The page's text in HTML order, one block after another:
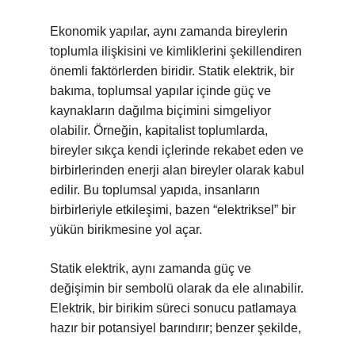
Ekonomik yapılar, aynı zamanda bireylerin
toplumla ilişkisini ve kimliklerini şekillendiren
önemli faktörlerden biridir. Statik elektrik, bir
bakıma, toplumsal yapılar içinde güç ve
kaynakların dağılma biçimini simgeliyor
olabilir. Örneğin, kapitalist toplumlarda,
bireyler sıkça kendi içlerinde rekabet eden ve
birbirlerinden enerji alan bireyler olarak kabul
edilir. Bu toplumsal yapıda, insanların
birbirleriyle etkileşimi, bazen “elektriksel” bir
yükün birikmesine yol açar.
Statik elektrik, aynı zamanda güç ve
değişimin bir sembolü olarak da ele alınabilir.
Elektrik, bir birikim süreci sonucu patlamaya
hazır bir potansiyel barındırır; benzer şekilde,